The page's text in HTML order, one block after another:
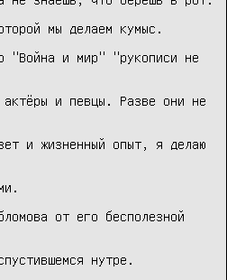
мы делаем кумыс.
"Война и мир" "рукописи не
актёры и певцы. Разве они не
и жизненный опыт, я делаю
от его бесполезной
нутре.